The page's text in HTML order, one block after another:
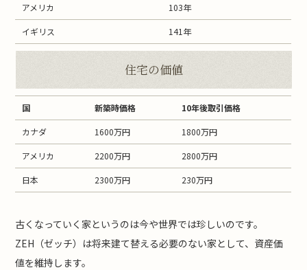
アメリカ 103年
イギリス 141年
住宅の価値
国 新築時価格 10年後取引価格
カナダ 1600万円 1800万円
アメリカ 2200万円 2800万円
日本 2300万円 230万円
古くなっていく家というのは今や世界では珍しいのです。
ZEH（ゼッチ）は将来建て替える必要のない家として、資産価
値を維持します。